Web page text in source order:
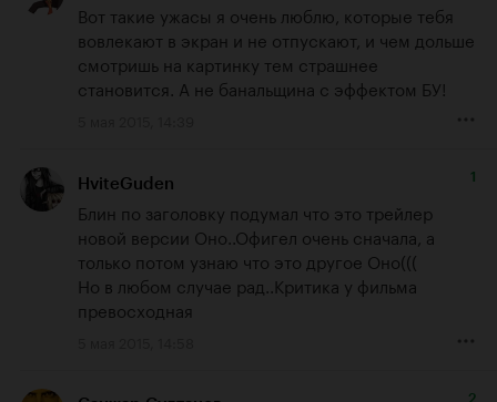
Вот такие ужасы я очень люблю, которые тебя
вовлекают в экран и не отпускают, и чем дольше
смотришь на картинку тем страшнее
становится. А не банальщина с эффектом БУ!
HviteGuden 1
Блин по заголовку подумал что это трейлер
новой версии Оно..Офигел очень сначала, а
только потом узнаю что это другое Оно(((
Но в любом случае рад..Критика у фильма
превосходная
2